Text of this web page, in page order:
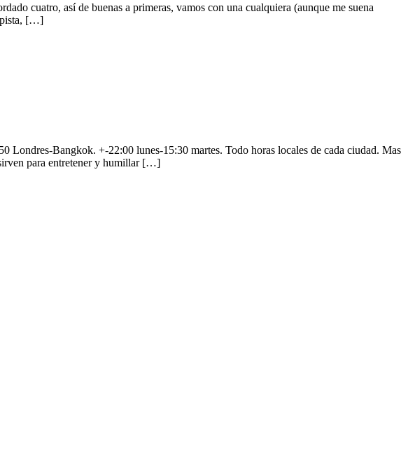
cuatro, así de buenas a primeras, vamos con una cualquiera (aunque me suena
pista, […]
Londres-Bangkok. +-22:00 lunes-15:30 martes. Todo horas locales de cada ciudad. Mas
sirven para entretener y humillar […]